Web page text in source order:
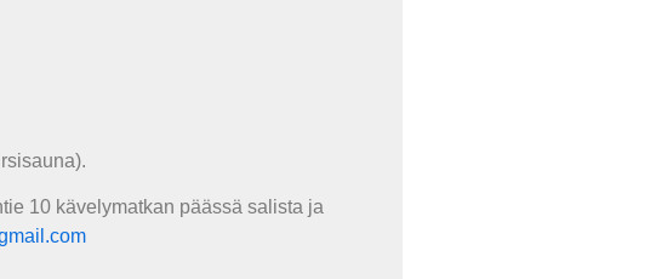
10 kävelymatkan päässä salista ja